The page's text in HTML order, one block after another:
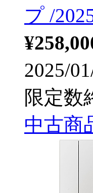
プ /
2025/
限定数
中古商